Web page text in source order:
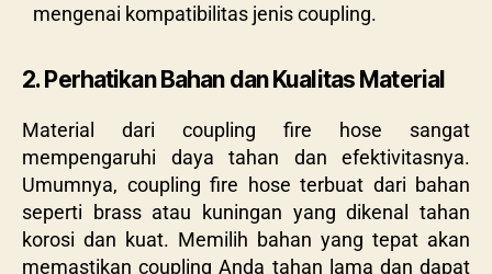
mengenai kompatibilitas jenis coupling.
2. Perhatikan Bahan dan Kualitas Material
Material dari coupling fire hose sangat
mempengaruhi daya tahan dan efektivitasnya.
Umumnya, coupling fire hose terbuat dari bahan
seperti brass atau kuningan yang dikenal tahan
korosi dan kuat. Memilih bahan yang tepat akan
memastikan coupling Anda tahan lama dan dapat